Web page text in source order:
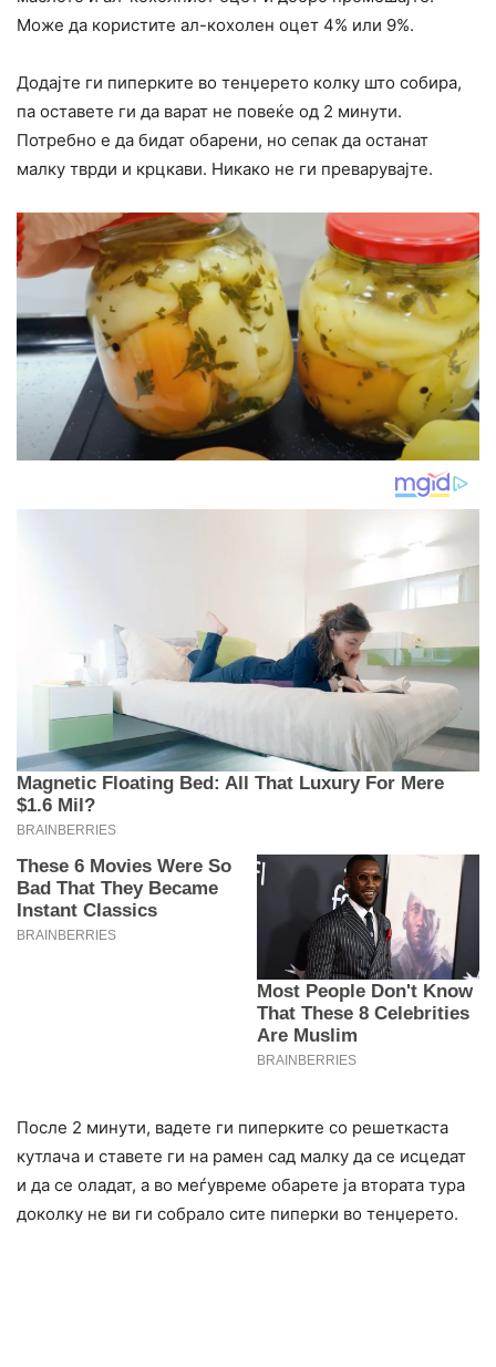
Може да користите ал-кохолен оцет 4% или 9%.
Додајте ги пиперките во тенџерето колку што собира,
па оставете ги да варат не повеќе од 2 минути.
Потребно е да бидат обарени, но сепак да останат
малку тврди и крцкави. Никако не ги преварувајте.
После 2 минути, вадете ги пиперките со решеткаста
кутлача и ставете ги на рамен сад малку да се исцедат
и да се оладат, а во меѓувреме обарете ја втората тура
доколку не ви ги собрало сите пиперки во тенџерето.